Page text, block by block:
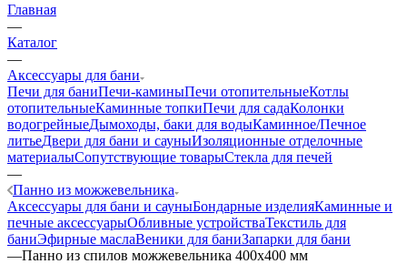
Главная
—
Каталог
—
Аксессуары для бани
Печи для баниПечи-каминыПечи отопительныеКотлы
отопительныеКаминные топкиПечи для садаКолонки
водогрейныеДымоходы, баки для водыКаминное/Печное
литьеДвери для бани и сауныИзоляционные отделочные
материалыСопутствующие товарыСтекла для печей
—
Панно из можжевельника
Аксессуары для бани и сауныБондарные изделияКаминные и
печные аксессуарыОбливные устройстваТекстиль для
баниЭфирные маслаВеники для баниЗапарки для бани
—Панно из спилов можжевельника 400х400 мм